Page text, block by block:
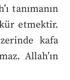
tanımanın
etmektir.
kafa
Allah’ın